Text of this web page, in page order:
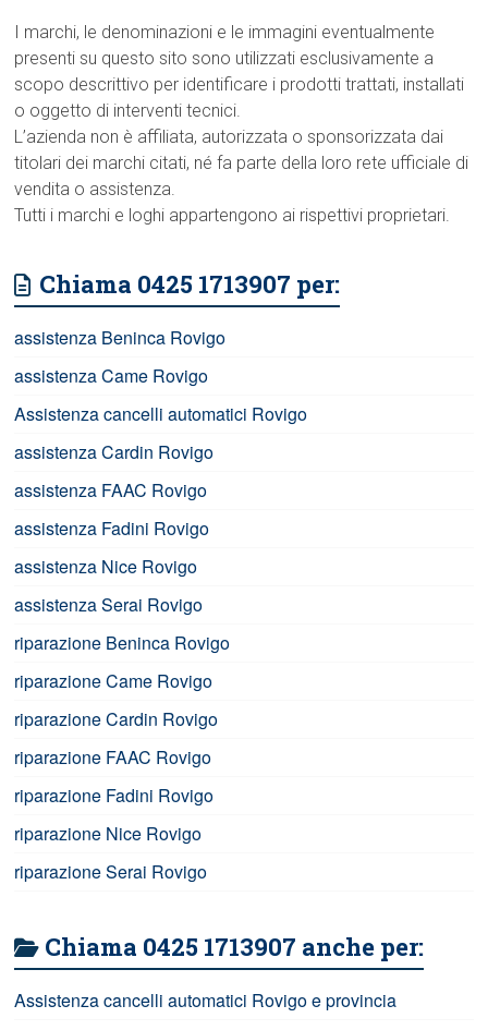
I marchi, le denominazioni e le immagini eventualmente
presenti su questo sito sono utilizzati esclusivamente a
scopo descrittivo per identificare i prodotti trattati, installati
o oggetto di interventi tecnici.
L’azienda non è affiliata, autorizzata o sponsorizzata dai
titolari dei marchi citati, né fa parte della loro rete ufficiale di
vendita o assistenza.
Tutti i marchi e loghi appartengono ai rispettivi proprietari.
Chiama 0425 1713907 per:
assistenza Beninca Rovigo
assistenza Came Rovigo
Assistenza cancelli automatici Rovigo
assistenza Cardin Rovigo
assistenza FAAC Rovigo
assistenza Fadini Rovigo
assistenza Nice Rovigo
assistenza Serai Rovigo
riparazione Beninca Rovigo
riparazione Came Rovigo
riparazione Cardin Rovigo
riparazione FAAC Rovigo
riparazione Fadini Rovigo
riparazione Nice Rovigo
riparazione Serai Rovigo
Chiama 0425 1713907 anche per:
Assistenza cancelli automatici Rovigo e provincia